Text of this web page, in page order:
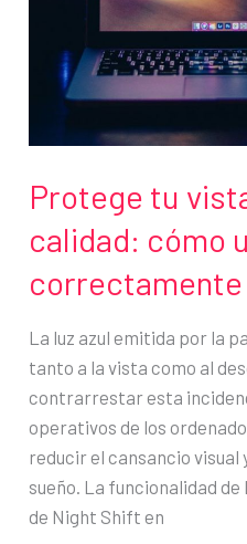
esta
Protege tu
calidad: cómo
correctamente
La luz azul emitida por la
tanto a la vista como al
contrarrestar esta
operativos de los
reducir el cansancio visual
sueño. La funcionalidad
de Night Shift en